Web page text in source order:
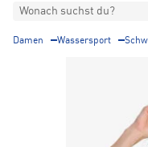
Wonach suchst du?
Damen Wassersport